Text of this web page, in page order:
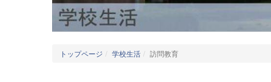
トップページ 学校生活 訪問教育